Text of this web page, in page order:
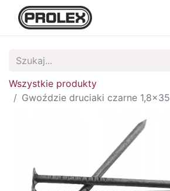
Wszystkie produkty
Gwoździe druciaki czarne 1,8x35